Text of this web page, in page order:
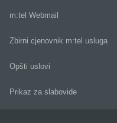
m:tel Webmail
Zbirni cjenovnik m:tel usluga
Opšti uslovi
Prikaz za slabovide